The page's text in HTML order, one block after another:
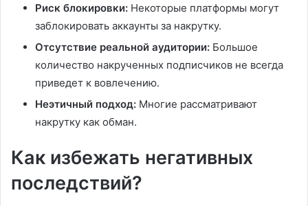
Риск блокировки: Некоторые платформы могут
заблокировать аккаунты за накрутку.
Отсутствие реальной аудитории: Большое
количество накрученных подписчиков не всегда
приведет к вовлечению.
Неэтичный подход: Многие рассматривают
накрутку как обман.
Как избежать негативных
последствий?